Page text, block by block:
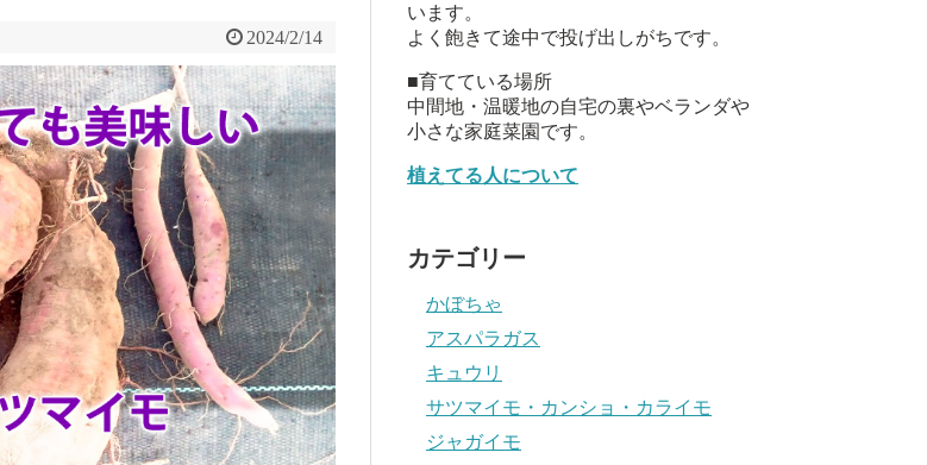
2024/2/14
います。
よく飽きて途中で投げ出しがちです。
■育てている場所
中間地・温暖地の自宅の裏やベランダや
小さな家庭菜園です。
植えてる人について
カテゴリー
かぼちゃ
アスパラガス
キュウリ
サツマイモ・カンショ・カライモ
ジャガイモ